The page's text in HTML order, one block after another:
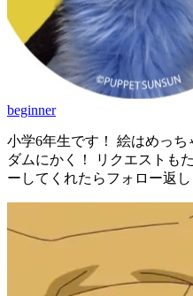
beginner
小学6年生です！ 絵はめっ
ダムにかく！ リクエストも
ーしてくれたらフォロー返し